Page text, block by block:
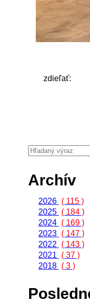
zdieľať:
Archív
2026 ( 115 )
2025 ( 184 )
2024 ( 169 )
2023 ( 147 )
2022
( 143 )
2021
( 37 )
2018 ( 3 )